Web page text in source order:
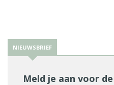
NIEUWSBRIEF
Meld je aan voor